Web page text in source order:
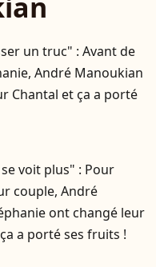
un truc" : Avant de
André Manoukian
Chantal et ça a porté
voit plus" : Pour
couple, André
ont changé leur
a porté ses fruits !